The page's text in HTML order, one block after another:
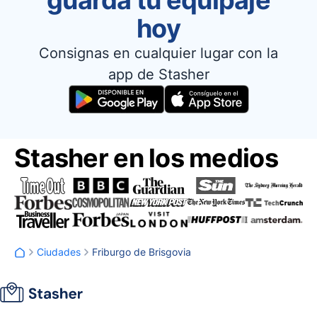
hoy
Consignas en cualquier lugar con la
app de Stasher
Stasher en los medios
Ciudades Friburgo de Brisgovia